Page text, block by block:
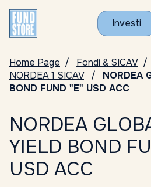
Investi
Home Page Fondi & SICAV
NORDEA 1 SICAV
NORDEA
BOND FUND "E" USD ACC
NORDEA
YIELD BOND
USD ACC